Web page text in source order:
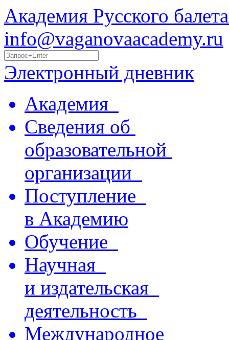
Академия Русского
info@vaganovaacademy.ru
Электронный дневник
Академия
Сведения об
образовательной
организации
Поступление
в Академию
Обучение
Научная
и издательская
деятельность
Международное